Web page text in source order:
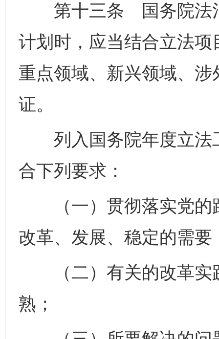
第十三条 国务院法治
计划时，应当结合立法
重点领域、新兴领域、
证。
列入国务院年度立法
合下列要求：
（一）贯彻落实党的
改革、发展、稳定的需要
（二）有关的改革实
熟；